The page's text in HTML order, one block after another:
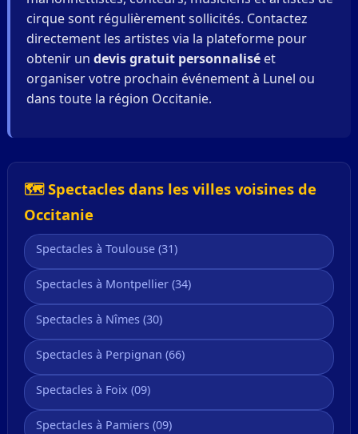
cirque sont régulièrement sollicités. Contactez
directement les artistes via la plateforme pour
obtenir un devis gratuit personnaliséet
organiser votre prochain événement à Lunel ou
dans toute la région Occitanie.
🗺️ Spectacles dans les villes voisines de
Occitanie
Spectacles à Toulouse (31)
Spectacles à Montpellier (34)
Spectacles à Nîmes (30)
Spectacles à Perpignan (66)
Spectacles à Foix (09)
Spectacles à Pamiers (09)